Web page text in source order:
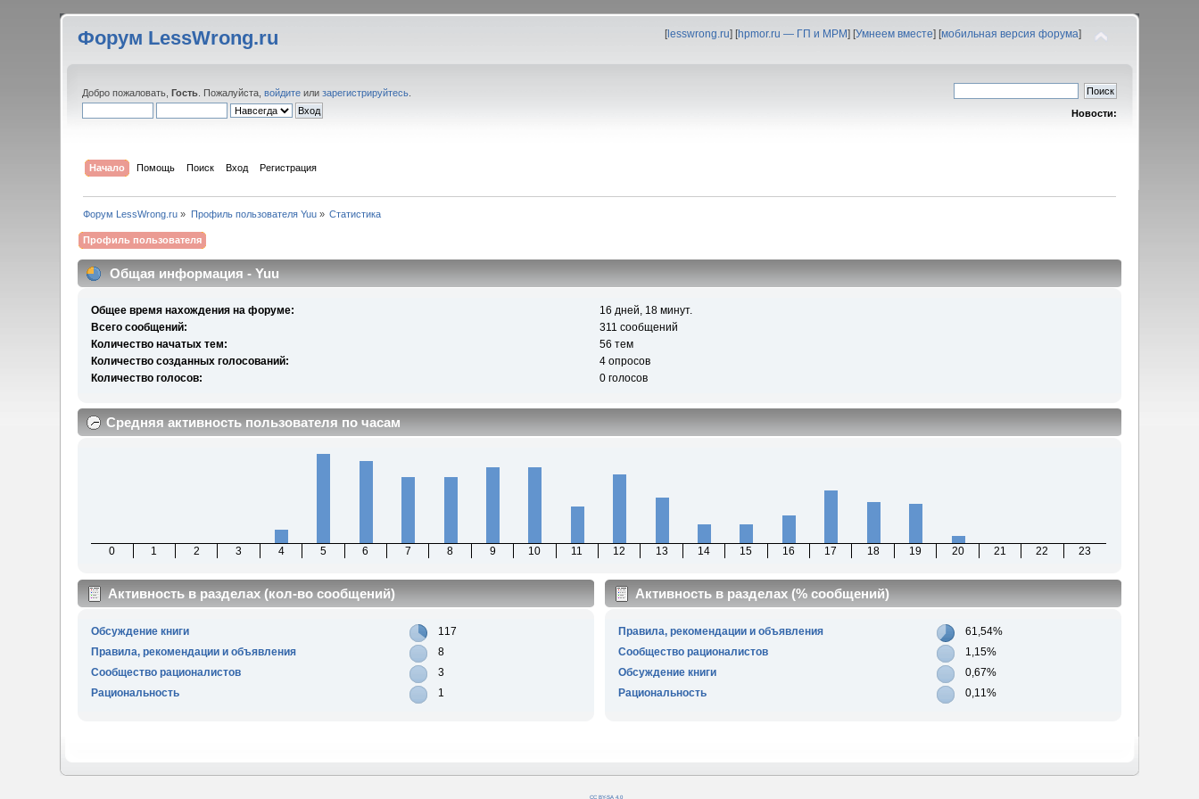
Форум LessWrong.ru [lesswrong.ru] [hpmor.ru — ГП и МРМ] [Умнеем вместе] [мобильная версия форума]
Добро пожаловать,Гость . Пожалуйста,войдите илизарегистрируйтесь
Новости:
Начало Помощь Поиск Вход Регистрация
Форум LessWrong.ru » Профиль пользователя Yuu» Статистика
Профиль пользователя
Общая информация - Yuu
Общее время нахождения на форуме:
16 дней, 18 минут.
Всего сообщений:
311 сообщений
Количество начатых тем:
56 тем
Количество созданных голосований:
4 опросов
Количество голосов:
0 голосов
Средняя активность пользователя по часам
0 1 2 3 4 5 6 7 8 9 10 11 12 13 14 15 16 17 18 19 20 21 22 23
Активность в разделах (кол-во сообщений)
Обсуждение книги
117
Правила, рекомендации и объявления
8
Сообщество рационалистов
3
Рациональность
1
Активность в разделах (% сообщений)
Правила, рекомендации и объявления
61,54%
Сообщество рационалистов
1,15%
Обсуждение книги
0,67%
Рациональность
0,11%
CC BY-SA 4.0